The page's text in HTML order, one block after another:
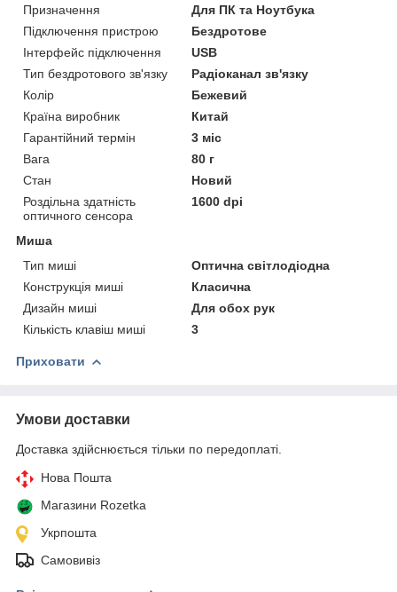
Призначення
Для ПК та Ноутбука
Підключення пристрою
Бездротове
Інтерфейс підключення
USB
Тип бездротового зв'язку
Радіоканал зв'язку
Колір
Бежевий
Країна виробник
Китай
Гарантійний термін
3 міс
Вага
80 г
Стан
Новий
Роздільна здатність
оптичного сенсора
1600 dpi
Миша
Тип миші
Оптична світлодіодна
Конструкція миші
Класична
Дизайн миші
Для обох рук
Кількість клавіш миші
3
Приховати
Умови доставки
Доставка здійснюється тільки по передоплаті.
Нова Пошта
Магазини Rozetka
Укрпошта
Самовивіз